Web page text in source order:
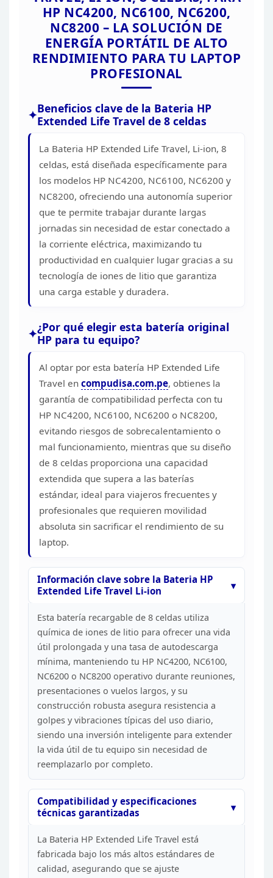
HP NC4200, NC6100, NC6200,
NC8200 – LASOLUCIÓN DE
ENERGÍA PORTÁTIL DE ALTO
RENDIMIENTO PARA TU LAPTOP
PROFESIONAL
Beneficios clave de la Bateria HP
Extended Life Travel de 8 celdas
La Bateria HP Extended Life Travel, Li-ion, 8
celdas, está diseñada específicamente para
los modelos HP NC4200, NC6100, NC6200 y
NC8200, ofreciendo una autonomía superior
que te permite trabajar durante largas
jornadas sin necesidad de estar conectado a
la corriente eléctrica, maximizando tu
productividad en cualquier lugar gracias a su
tecnología de iones de litio que garantiza
una carga estable y duradera.
¿Por qué elegir esta batería original
HP para tu equipo?
Al optar por esta batería HP Extended Life
Travel en compudisa.com.pe, obtienes la
garantía de compatibilidad perfecta con tu
HP NC4200, NC6100, NC6200 o NC8200,
evitando riesgos de sobrecalentamiento o
mal funcionamiento, mientras que su diseño
de 8 celdas proporciona una capacidad
extendida que supera a las baterías
estándar, ideal para viajeros frecuentes y
profesionales que requieren movilidad
absoluta sin sacrificar el rendimiento de su
laptop.
Información clave sobre la Bateria HP
Extended Life Travel Li-ion
Esta batería recargable de 8 celdas utiliza
química de iones de litio para ofrecer una vida
útil prolongada y una tasa de autodescarga
mínima, manteniendo tu HP NC4200, NC6100,
NC6200 o NC8200 operativo durante reuniones,
presentaciones o vuelos largos, y su
construcción robusta asegura resistencia a
golpes y vibraciones típicas del uso diario,
siendo una inversión inteligente para extender
la vida útil de tu equipo sin necesidad de
reemplazarlo por completo.
Compatibilidad y especificaciones
técnicas garantizadas
La Bateria HP Extended Life Travel está
fabricada bajo los más altos estándares de
calidad, asegurando que se ajuste